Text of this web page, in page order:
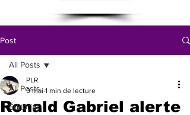
Post
All Posts
Éditorial
All Posts
Ronald Gabriel alerte
PLR
9 mai 1 min de lecture